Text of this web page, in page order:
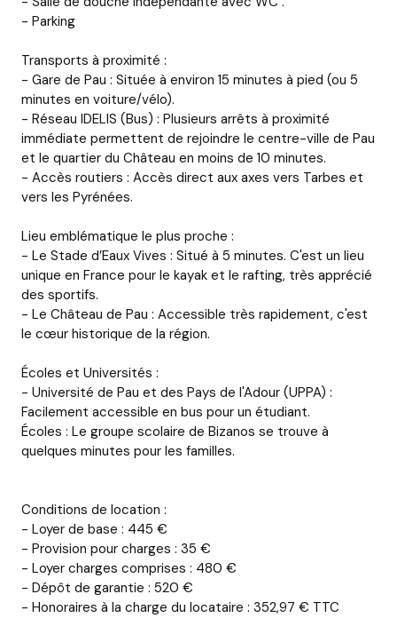
- Parking
Transports à proximité :
- Gare de Pau : Située à environ 15 minutes à pied (ou 5
minutes en voiture/vélo).
- Réseau IDELIS (Bus) : Plusieurs arrêts à proximité
immédiate permettent de rejoindre le centre-ville de Pau
et le quartier du Château en moins de 10 minutes.
- Accès routiers : Accès direct aux axes vers Tarbes et
vers les Pyrénées.
Lieu emblématique le plus proche :
- Le Stade d’Eaux Vives : Situé à 5 minutes. C'est un lieu
unique en France pour le kayak et le rafting, très apprécié
des sportifs.
- Le Château de Pau : Accessible très rapidement, c'est
le cœur historique de la région.
Écoles et Universités :
- Université de Pau et des Pays de l'Adour (UPPA) :
Facilement accessible en bus pour un étudiant.
Écoles : Le groupe scolaire de Bizanos se trouve à
quelques minutes pour les familles.
Conditions de location :
- Loyer de base : 445 €
- Provision pour charges : 35 €
- Loyer charges comprises : 480 €
- Dépôt de garantie : 520 €
- Honoraires à la charge du locataire : 352,97 € TTC